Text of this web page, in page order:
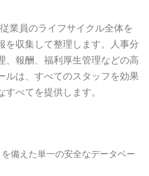
業員のライフサイクル全体を
を収集して整理します。人事分
、報酬、福利厚生管理などの高
ルは、すべてのスタッフを効果
べてを提供します。
備えた単一の安全なデータベー